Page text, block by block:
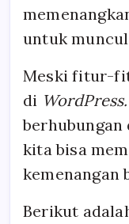
untuk
Meski fitur-
di
berhubungan
kita bisa
kemenangan
Berikut